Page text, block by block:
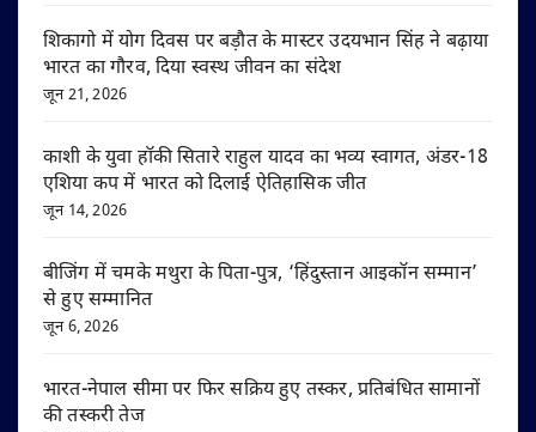
शिकागो में योग दिवस पर बड़ौत के मास्टर उदयभान सिंह ने बढ़ाया
भारत का गौरव, दिया स्वस्थ जीवन का संदेश
जून 21, 2026
काशी के युवा हॉकी सितारे राहुल यादव का भव्य स्वागत, अंडर-18
एशिया कप में भारत को दिलाई ऐतिहासिक जीत
जून 14, 2026
बीजिंग में चमके मथुरा के पिता-पुत्र, ‘हिंदुस्तान आइकॉन सम्मान’
से हुए सम्मानित
जून 6, 2026
भारत-नेपाल सीमा पर फिर सक्रिय हुए तस्कर, प्रतिबंधित सामानों
की तस्करी तेज